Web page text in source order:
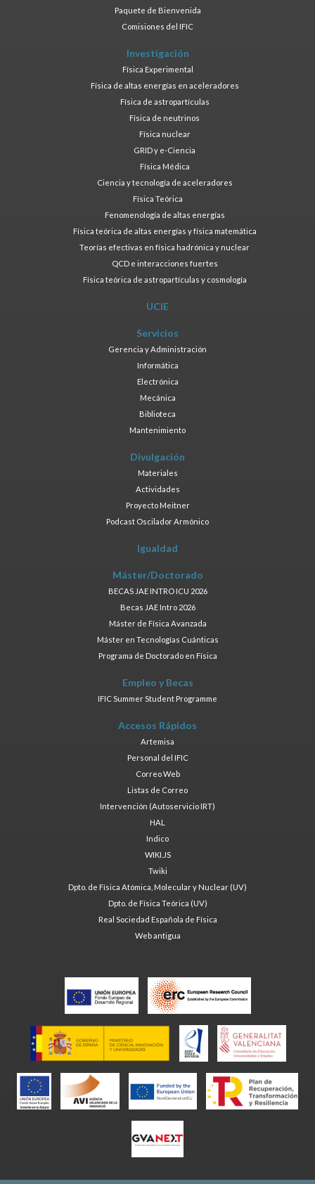
Paquete de Bienvenida
Comisiones del IFIC
Investigación
Física Experimental
Física de altas energías en aceleradores
Física de astropartículas
Física de neutrinos
Física nuclear
GRID y e-Ciencia
Física Médica
Ciencia y tecnología de aceleradores
Física Teórica
Fenomenología de altas energías
Física teórica de altas energías y física matemática
Teorías efectivas en física hadrónica y nuclear
QCD e interacciones fuertes
Física teórica de astropartículas y cosmología
UCIE
Servicios
Gerencia y Administración
Informática
Electrónica
Mecánica
Biblioteca
Mantenimiento
Divulgación
Materiales
Actividades
Proyecto Meitner
Podcast Oscilador Armónico
Igualdad
Máster/Doctorado
BECAS JAE INTRO ICU 2026
Becas JAE Intro 2026
Máster de Física Avanzada
Máster en Tecnologías Cuánticas
Programa de Doctorado en Física
Empleo y Becas
IFIC Summer Student Programme
Accesos Rápidos
Artemisa
Personal del IFIC
Correo Web
Listas de Correo
Intervención (Autoservicio IRT)
HAL
Indico
WIKI.JS
Twiki
Dpto. de Física Atómica, Molecular y Nuclear (UV)
Dpto. de Física Teórica (UV)
Real Sociedad Española de Física
Web antigua